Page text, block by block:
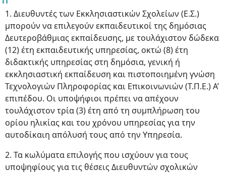
1. Διευθυντές των Εκκλησιαστικών Σχολείων (Ε.Σ.)
μπορούν να επιλεγούν εκπαιδευτικοί της δημόσιας
Δευτεροβάθμιας εκπαίδευσης, με τουλάχιστον δώδεκα
(12) έτη εκπαιδευτικής υπηρεσίας, οκτώ (8) έτη
διδακτικής υπηρεσίας στη δημόσια, γενική ή
εκκλησιαστική εκπαίδευση και πιστοποιημένη γνώση
Τεχνολογιών Πληροφορίας και Επικοινωνιών (Τ.Π.Ε.) Α’
επιπέδου. Οι υποψήφιοι πρέπει να απέχουν
τουλάχιστον τρία (3) έτη από τη συμπλήρωση του
ορίου ηλικίας και του χρόνου υπηρεσίας για την
αυτοδίκαιη απόλυσή τους από την Υπηρεσία.
2. Τα κωλύματα επιλογής που ισχύουν για τους
υποψηφίους για τις θέσεις Διευθυντών σχολικών